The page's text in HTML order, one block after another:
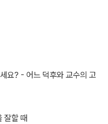
요? - 어느 덕후와 교수의 고
잘할 때